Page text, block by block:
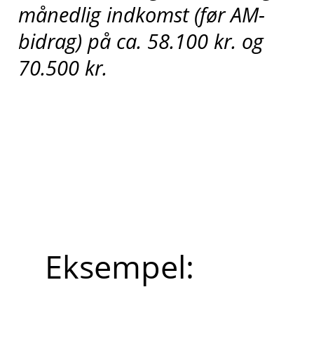
månedlig indkomst (før AM-
bidrag) på ca. 58.100 kr. og
70.500 kr.
Eksempel: